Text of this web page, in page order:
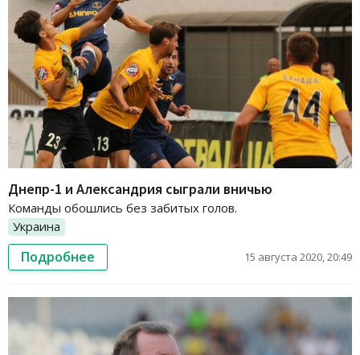
Днепр-1 и Александрия сыграли вничью
Команды обошлись без забитых голов.
Украина
Подробнее 15 августа 2020, 20:49